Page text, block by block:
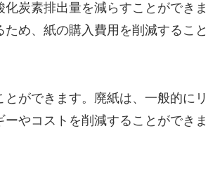
炭素排出量を減らすことができま
め、紙の購入費用を削減すること
ができます。廃紙は、一般的にリ
やコストを削減することができま